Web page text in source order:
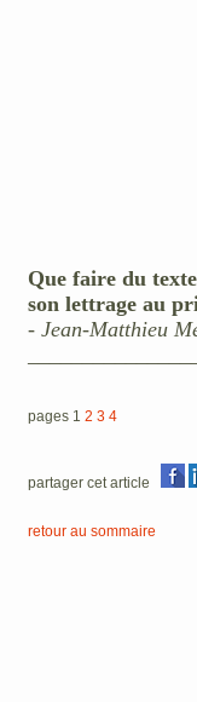
Que faire du
son lettrage au
- Jean-Matthieu
pages 1 2 3 4
partager cet article
retour au sommaire